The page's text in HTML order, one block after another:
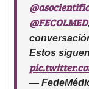
@FECOLMED
Estos
—